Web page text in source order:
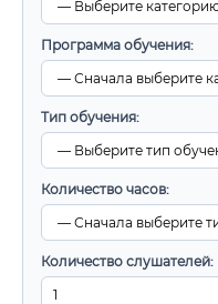
Программа обучения:
Тип обучения:
Количество часов:
Количество слушателей: